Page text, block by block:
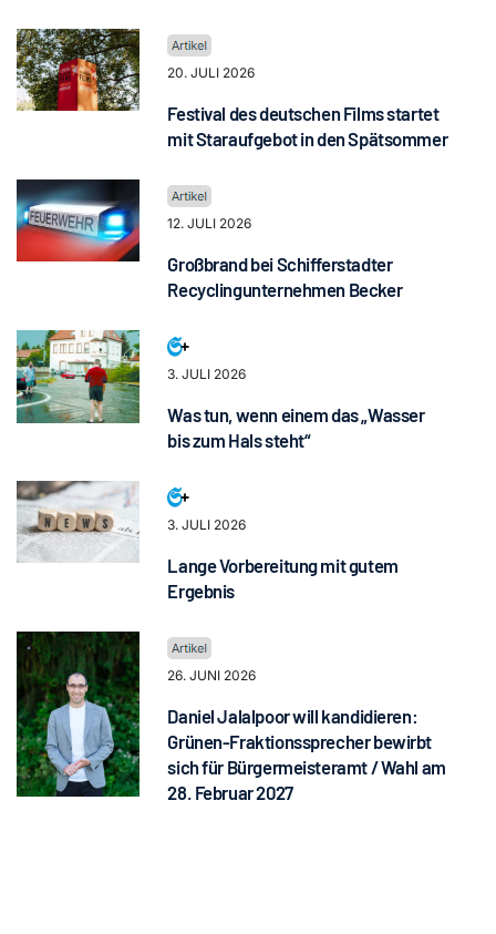
20. JULI 2026
Festival des deutschen Films startet
mit Staraufgebot in den Spätsommer
12. JULI 2026
Großbrand bei Schifferstadter
Recyclingunternehmen Becker
3. JULI 2026
Was tun, wenn einem das „Wasser
bis zum Hals steht“
3. JULI 2026
Lange Vorbereitung mit gutem
Ergebnis
26. JUNI 2026
Daniel Jalalpoor will kandidieren:
Grünen-Fraktionssprecher bewirbt
sich für Bürgermeisteramt / Wahl am
28. Februar 2027